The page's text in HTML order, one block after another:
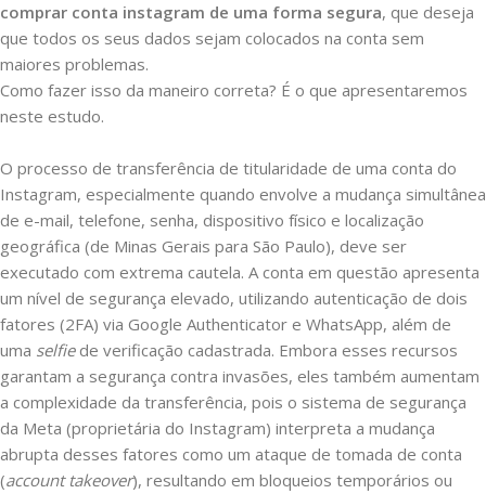
comprar conta instagram de uma forma segura, que deseja
que todos os seus dados sejam colocados na conta sem
maiores problemas.
Como fazer isso da maneiro correta? É o que apresentaremos
neste estudo.
O processo de transferência de titularidade de uma conta do
Instagram, especialmente quando envolve a mudança simultânea
de e-mail, telefone, senha, dispositivo físico e localização
geográfica (de Minas Gerais para São Paulo), deve ser
executado com extrema cautela. A conta em questão apresenta
um nível de segurança elevado, utilizando autenticação de dois
fatores (2FA) via Google Authenticator e WhatsApp, além de
uma selfiede verificação cadastrada. Embora esses recursos
garantam a segurança contra invasões, eles também aumentam
a complexidade da transferência, pois o sistema de segurança
da Meta (proprietária do Instagram) interpreta a mudança
abrupta desses fatores como um ataque de tomada de conta
(account takeover), resultando em bloqueios temporários ou